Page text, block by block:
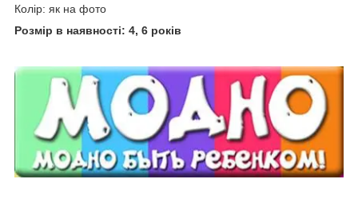
Колір: як на фото
Розмір в наявності: 4, 6 років